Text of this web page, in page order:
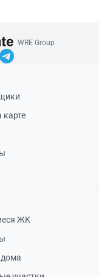
WRE Group
карте
ЖК